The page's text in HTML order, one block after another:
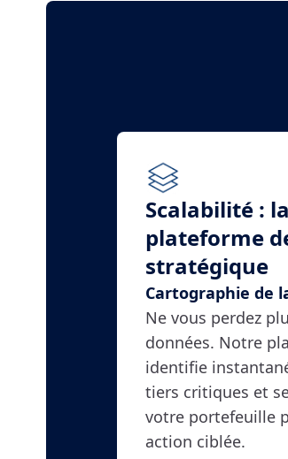
Scalabilité : la
plateforme
stratégique
Cartographie de
Ne vous perdez
données. Notre
identifie
tiers critiques et
votre portefeuille
action ciblée.